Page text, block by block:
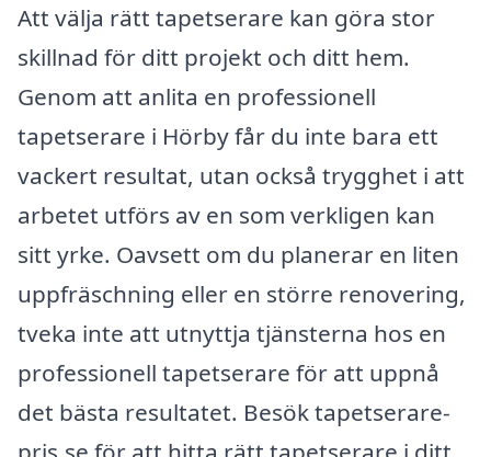
Att välja rätt tapetserare kan göra stor
skillnad för ditt projekt och ditt hem.
Genom att anlita en professionell
tapetserare i Hörby får du inte bara ett
vackert resultat, utan också trygghet i att
arbetet utförs av en som verkligen kan
sitt yrke. Oavsett om du planerar en liten
uppfräschning eller en större renovering,
tveka inte att utnyttja tjänsterna hos en
professionell tapetserare för att uppnå
det bästa resultatet. Besök tapetserare-